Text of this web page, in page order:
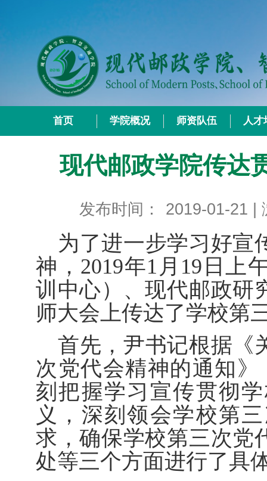
首页 学院概况 师资队伍 人才
现代邮政学院传达
发布时间： 2019-01-21
为了进一步学习好宣
神， 2019年1月19日上
训中心）、现代邮政研
师大会上传达了学校第
首先，尹书记根据《
次党代会精神的通知》
刻把握学习宣传贯彻
义，深刻领会学校第
求，确保学校第三次党
处等三个方面进行了具